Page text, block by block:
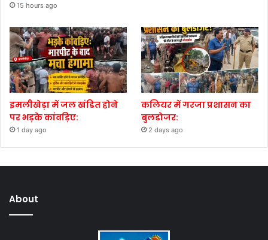
15 hours ago
इमलीखेड़ा में जल खंडित होने
पर भड़के कांवड़िए:
1 day ago
कलियर में गरजा प्रशासन का
बुलडोजर:
2 days ago
About